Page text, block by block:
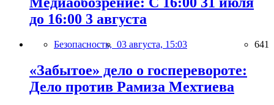
до 16:00 3 августа
Безопасность, 03 августа, 15:03 641
«Забытое» дело о госперевороте:
Дело против Рамиза Мехтиева